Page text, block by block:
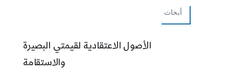
أبحاث
الأصول الاعتقادية لقيمتي البصيرة
والاستقامة